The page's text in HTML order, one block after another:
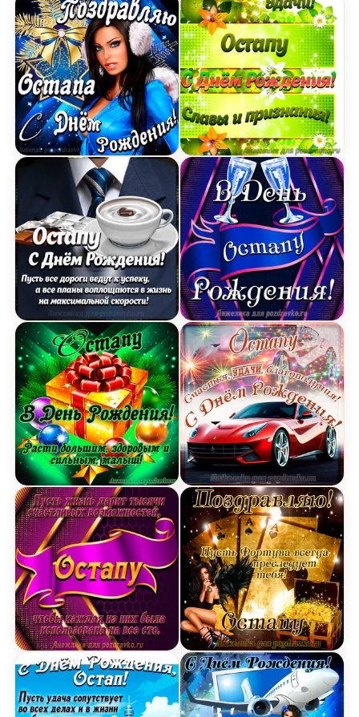
Открытка поздравление Остапу с Днем
Картинка Остапу с Днем Рождения с
Открытка Остапу в День Рождения, расти
Открытка с Днём Рождения Остапу с
Картинка Остапу с
Открытка Остапу в
Открытка Остапу на
Открытка Остапу в День